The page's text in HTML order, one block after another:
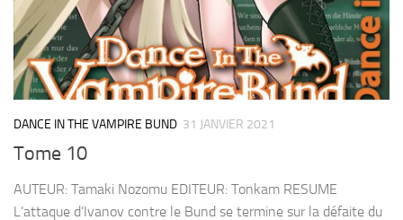
DANCE IN THE VAMPIRE BUND 31 JANVIER 2021
Tome 10
AUTEUR: Tamaki Nozomu EDITEUR: Tonkam RESUME
L’attaque d’Ivanov contre le Bund se termine sur la défaite du